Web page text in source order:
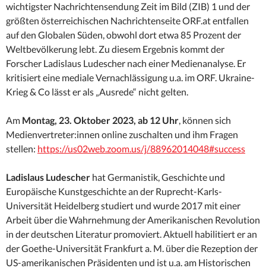
wichtigster Nachrichtensendung Zeit im Bild (ZIB) 1 und der
größten österreichischen Nachrichtenseite ORF.at entfallen
auf den Globalen Süden, obwohl dort etwa 85 Prozent der
Weltbevölkerung lebt. Zu diesem Ergebnis kommt der
Forscher Ladislaus Ludescher nach einer Medienanalyse. Er
kritisiert eine mediale Vernachlässigung u.a. im ORF. Ukraine-
Krieg & Co lässt er als „Ausrede“ nicht gelten.
Am Montag, 23. Oktober 2023, ab 12 Uhr, können sich
Medienvertreter:innen online zuschalten und ihm Fragen
stellen: https://us02web.zoom.us/j/88962014048#success
Ladislaus Ludescher hat Germanistik, Geschichte und
Europäische Kunstgeschichte an der Ruprecht-Karls-
Universität Heidelberg studiert und wurde 2017 mit einer
Arbeit über die Wahrnehmung der Amerikanischen Revolution
in der deutschen Literatur promoviert. Aktuell habilitiert er an
der Goethe-Universität Frankfurt a. M. über die Rezeption der
US-amerikanischen Präsidenten und ist u.a. am Historischen